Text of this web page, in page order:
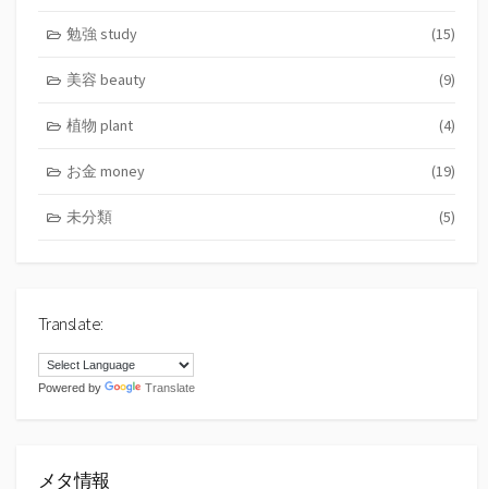
勉強 study (15)
美容 beauty (9)
植物 plant (4)
お金 money (19)
未分類 (5)
Translate:
Powered by Translate
メタ情報